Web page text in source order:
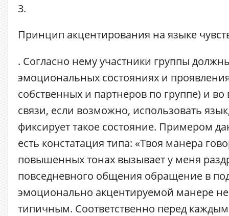
3.
Принцип акцентирования на языке
. Согласно нему участники группы
эмоциональных состояниях и
собственных и партнеров по группе) и
связи, если возможно, использовать
фиксирует такое состояние. Примером
есть констатация типа: «Твоя манера
повышенных тонах вызывает у меня
повседневного общения обращение в
эмоционально акцентируемой манере не
типичным. Соответственно перед